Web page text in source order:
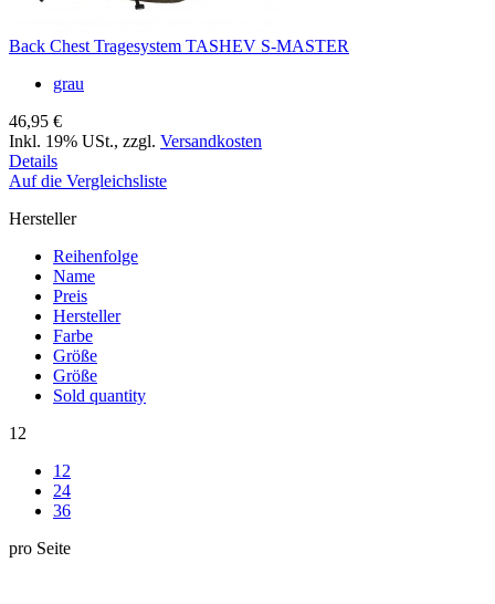
Back Chest Tragesystem TASHEV S-MASTER
grau
46,95 €
Inkl. 19% USt., zzgl. Versandkosten
Details
Auf die Vergleichsliste
Hersteller
Reihenfolge
Name
Preis
Hersteller
Farbe
Größe
Größe
Sold quantity
12
12
24
36
pro Seite